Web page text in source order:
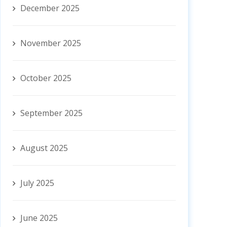
December 2025
November 2025
October 2025
September 2025
August 2025
July 2025
June 2025